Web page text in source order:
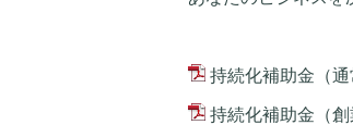
持続化補助金（
持続化補助金（